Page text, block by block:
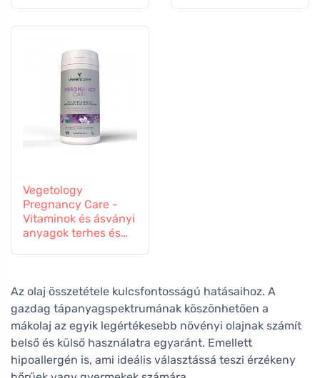
Vegetology
Pregnancy Care -
Vitaminok és ásványi
anyagok terhes és
Az olaj összetétele kulcsfontosságú hatásaihoz. A
gazdag tápanyagspektrumának köszönhetően a
mákolaj az egyik legértékesebb növényi olajnak számít
belső és külső használatra egyaránt. Emellett
hipoallergén is, ami ideális választássá teszi érzékeny